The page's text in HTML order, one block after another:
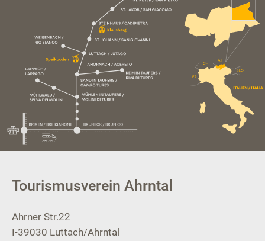
Tourismusverein Ahrntal
Ahrner Str.22
I-39030 Luttach/Ahrntal